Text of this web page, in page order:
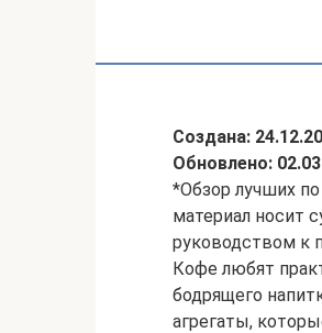
Создана:
Обновлено:
*Обзор лучших
материал носит
руководством к
Кофе любят
бодрящего
агрегаты,